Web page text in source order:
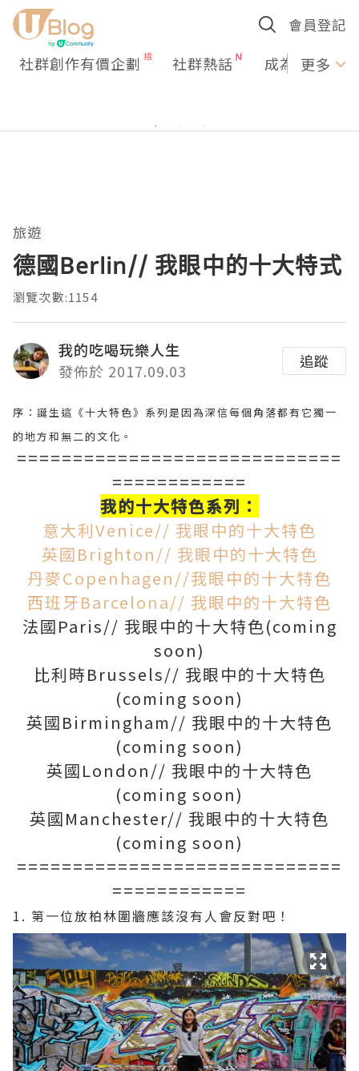
會員登記
社群創作有價企劃 社群熱話 成為U更多
旅遊
德國Berlin// 我眼中的十大特式
瀏覽次數:1154
我的吃喝玩樂人生
發佈於 2017.09.03
追蹤
序：誕生這《十大特色》系列是因為深信每個角落都有它獨一
的地方和無二的文化。
=============================
============
我的十大特色系列：
意大利Venice// 我眼中的十大特色
英國Brighton// 我眼中的十大特色
丹麥Copenhagen//我眼中的十大特色
西班牙Barcelona// 我眼中的十大特色
法國Paris// 我眼中的十大特色(coming
soon)
比利時Brussels// 我眼中的十大特色
(coming soon)
英國Birmingham// 我眼中的十大特色
(coming soon)
英國London// 我眼中的十大特色
(coming soon)
英國Manchester// 我眼中的十大特色
(coming soon)
=============================
============
1. 第一位放柏林圍牆應該沒有人會反對吧！